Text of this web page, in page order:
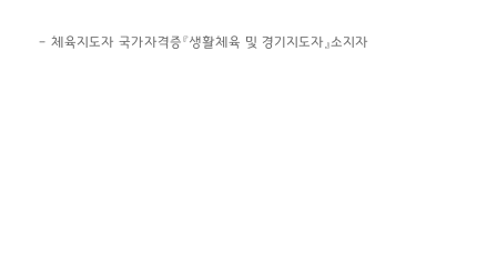
– 체육지도자 국가자격증『생활체육 및 경기지도자』소지자